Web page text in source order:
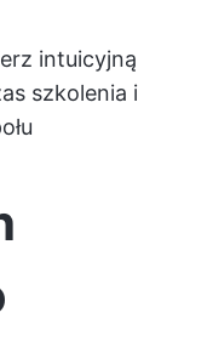
intuicyjną
szkolenia i